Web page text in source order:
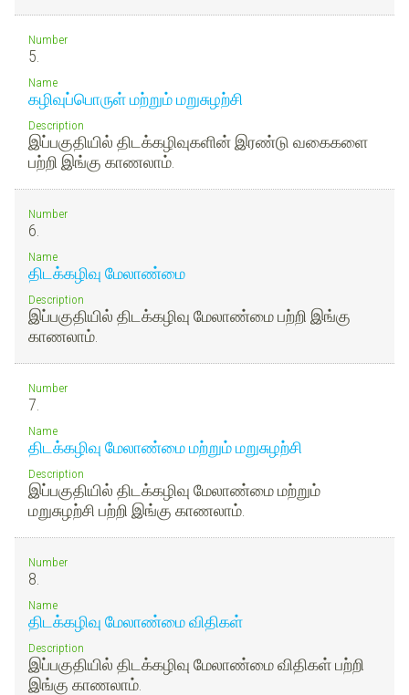
Number
5.
Name
கழிவுப்பொருள் மற்றும் மறுசுழற்சி
Description
இப்பகுதியில் திடக்கழிவுகளின் இரண்டு வகைகளை
பற்றி இங்கு காணலாம்.
Number
6.
Name
திடக்கழிவு மேலாண்மை
Description
இப்பகுதியில் திடக்கழிவு மேலாண்மை பற்றி இங்கு
காணலாம்.
Number
7.
Name
திடக்கழிவு மேலாண்மை மற்றும் மறுசுழற்சி
Description
இப்பகுதியில் திடக்கழிவு மேலாண்மை மற்றும்
மறுசுழற்சி பற்றி இங்கு காணலாம்.
Number
8.
Name
திடக்கழிவு மேலாண்மை விதிகள்
Description
இப்பகுதியில் திடக்கழிவு மேலாண்மை விதிகள் பற்றி
இங்கு காணலாம்.